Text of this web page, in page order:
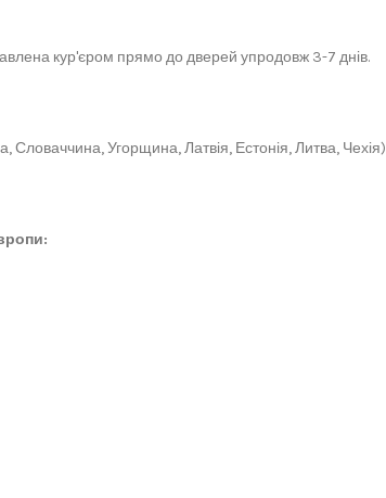
кур'єром прямо до дверей упродовж 3-7 днів.
Словаччина, Угорщина, Латвія, Естонія, Литва, Чехія)